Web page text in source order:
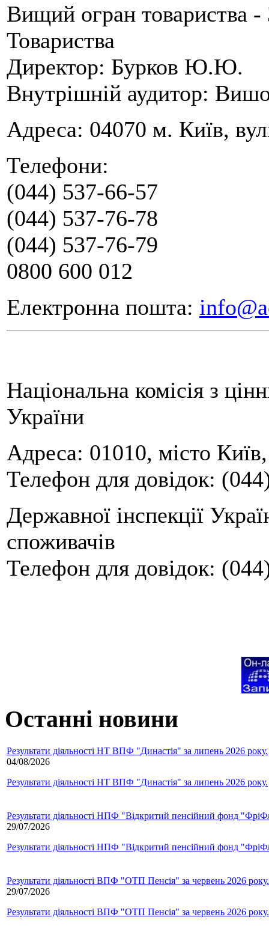
Вищий огран товариства -
Товариства
Директор: Бурков Ю.Ю.
Внутрішній аудитор:
Адреса: 04070 м. Київ,
Телефони:
(044) 537-66-57
(044) 537-76-78
(044) 537-76-79
0800 600 012
Електронна пошта:
Національна комісія з
України
Адреса: 01010, місто
Телефон для довідок:
Державної інспекції
споживачів
Телефон для довідок:
Останні новини
Результати діяльності НТ ВПФ "Династія" за липень 2026 року.
04/08/2026
Результати діяльності НТ ВПФ "Династія" за липень 2026 року.
Результати діяльності НПФ "Відкритий пенсійний фонд
29/07/2026
Результати діяльності НПФ "Відкритий пенсійний фонд
Результати діяльності ВПФ "ОТП Пенсія" за червень 2026 року.
29/07/2026
Результати діяльності ВПФ "ОТП Пенсія" за червень 2026 року.